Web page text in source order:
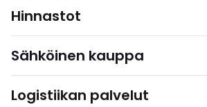
Hinnastot
Sähköinen kauppa
Logistiikan palvelut